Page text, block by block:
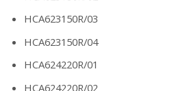
HCA623150R/03
HCA623150R/04
HCA624220R/01
HCA624220R/02